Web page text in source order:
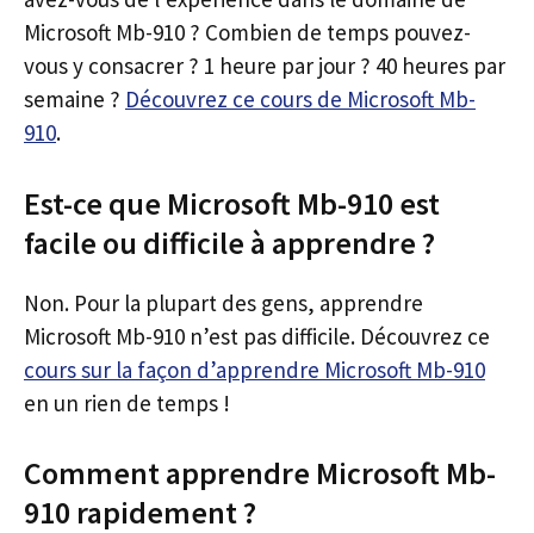
Microsoft Mb-910 ? Combien de temps pouvez-
vous y consacrer ? 1 heure par jour ? 40 heures par
semaine ? Découvrez ce cours de Microsoft Mb-
910.
Est-ce que Microsoft Mb-910 est
facile ou difficile à apprendre ?
Non. Pour la plupart des gens, apprendre
Microsoft Mb-910 n’est pas difficile. Découvrez ce
cours sur la façon d’apprendre Microsoft Mb-910
en un rien de temps !
Comment apprendre Microsoft Mb-
910 rapidement ?